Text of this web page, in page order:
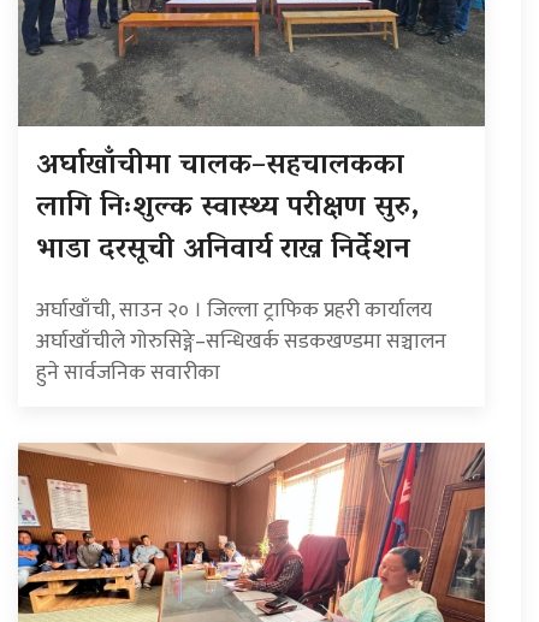
अर्घाखाँचीमा चालक–सहचालकका
लागि निःशुल्क स्वास्थ्य परीक्षण सुरु,
भाडा दरसूची अनिवार्य राख्न निर्देशन
अर्घाखाँची, साउन २० । जिल्ला ट्राफिक प्रहरी कार्यालय
अर्घाखाँचीले गोरुसिङ्गे–सन्धिखर्क सडकखण्डमा सञ्चालन
हुने सार्वजनिक सवारीका